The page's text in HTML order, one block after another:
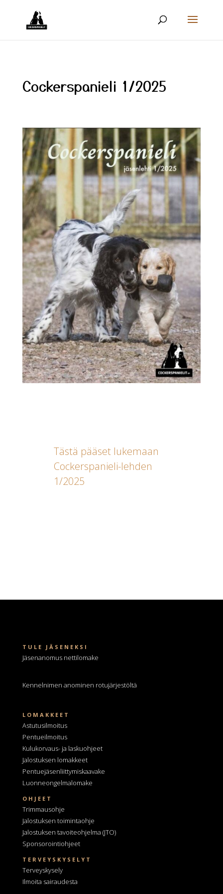
Cockerspanieli 1/2025
Tästä pääset lukemaan
Cockerspanieli-lehden
1/2025
TULE JÄSENEKSI
Jäsenanomus nettilomake
Kennelnimen anominen rotujärjestöltä
LOMAKKEET
Astutusilmoitus
Pentueilmoitus
Kulukorvaus- ja laskuohjeet
Jalostuksen lomakkeet
Pentuejäsenliittymiskaavake
Luonneongelmalomake
OHJEET
Trimmausohje
Jalostuksen toimintaohje
Jalostuksen tavoiteohjelma (JTO)
Sponsorointiohjeet
TERVEYSKYSELYT
Terveyskysely
Ilmoita sairaudesta